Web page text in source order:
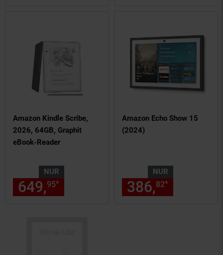
Amazon Kindle Scribe,
2026, 64GB, Graphit
eBook-Reader
NUR
649,95* € Sternchen
Amazon Echo Show 15
(2024)
NUR
386,82*